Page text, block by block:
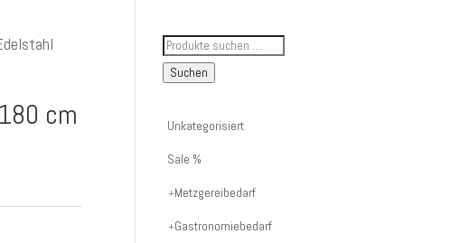
cm
Suche
nach
oder
Produktname:
Suchen
Unkategorisiert
Sale %
Metzgereibedarf
Gastronomiebedarf